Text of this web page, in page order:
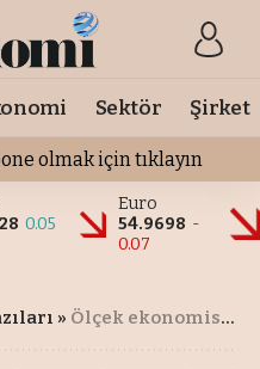
Sektör Şirket
olmak için tıklayın
0.05
Euro
54.9698 -
0.07
» Ölçek ekonomisinden katma değer odağına: Çin 2026